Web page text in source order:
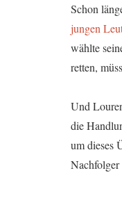
Schon
jungen
wählte
retten,
Und
die
um dieses